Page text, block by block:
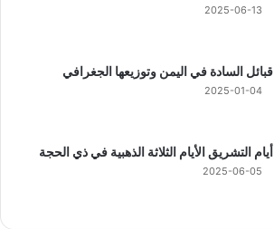
2025-06-13
قبائل السادة في اليمن وتوزيعها الجغرافي
2025-01-04
أيام التشريق الأيام الثلاثة الذهبية في ذي الحجة
2025-06-05